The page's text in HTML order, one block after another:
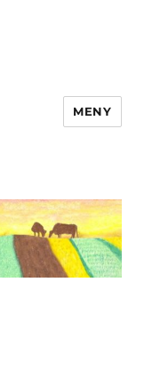
MENY